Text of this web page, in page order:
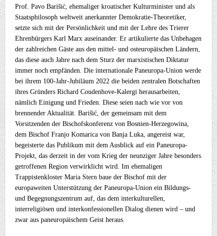
Prof. Pavo Barišić, ehemaliger kroatischer Kulturminister und als
Staatsphilosoph weltweit anerkannter Demokratie-Theoretiker,
setzte sich mit der Persönlichkeit und mit der Lehre des Trierer
Ehrenbürgers Karl Marx auseinander. Er artikulierte das Unbehagen
der zahlreichen Gäste aus den mittel- und osteuropäischen Ländern,
das diese auch Jahre nach dem Sturz der marxistischen Diktatur
immer noch empfänden. Die internationale Paneuropa-Union werde
bei ihrem 100-Jahr-Jubiläum 2022 die beiden zentralen Botschaften
ihres Gründers Richard Coudenhove-Kalergi herausarbeiten,
nämlich Einigung und Frieden. Diese seien nach wie vor von
brennender Aktualität. Barišić, der gemeinsam mit dem
Vorsitzenden der Bischofskonferenz von Bosnien-Herzegowina,
dem Bischof Franjo Komarica von Banja Luka, angereist war,
begeisterte das Publikum mit dem Ausblick auf ein Paneuropa-
Projekt, das derzeit in der vom Krieg der neunziger Jahre besonders
getroffenen Region verwirklicht wird. Im ehemaligen
Trappistenkloster Maria Stern baue der Bischof mit der
europaweiten Unterstützung der Paneuropa-Union ein Bildungs-
und Begegnungszentrum auf, das dem interkulturellen,
interreligiösen und interkonfessionellen Dialog dienen wird – und
zwar aus paneuropäischem Geist heraus.